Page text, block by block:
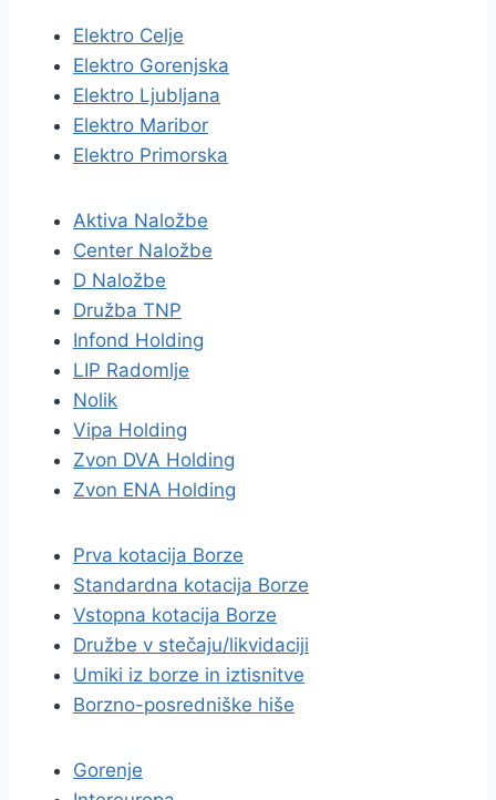
Elektro Celje
Elektro Gorenjska
Elektro Ljubljana
Elektro Maribor
Elektro Primorska
Aktiva Naložbe
Center Naložbe
D Naložbe
Družba TNP
Infond Holding
LIP Radomlje
Nolik
Vipa Holding
Zvon DVA Holding
Zvon ENA Holding
Prva kotacija Borze
Standardna kotacija Borze
Vstopna kotacija Borze
Družbe v stečaju/likvidaciji
Umiki iz borze in iztisnitve
Borzno-posredniške hiše
Gorenje